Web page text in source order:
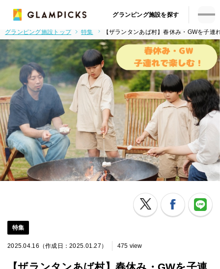
グランピング施設を探す
グランピング施設トップ 特集 【ザランタンあば村】春休み・GWを子
特集
2025.04.16（作成日：2025.01.27） 475 view